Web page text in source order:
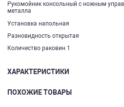
Рукомойник консольный с ножным
металла
Установка напольная
Разновидность открытая
Количество раковин 1
ХАРАКТЕРИСТИКИ
ПОХОЖИЕ ТОВАРЫ